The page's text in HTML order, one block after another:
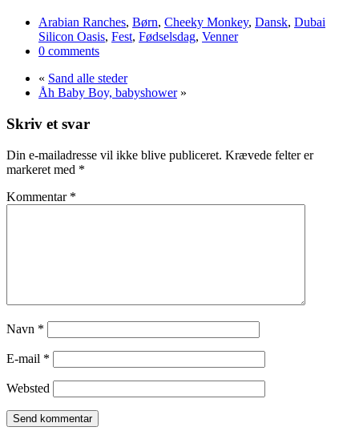
Arabian Ranches, Børn, Cheeky Monkey, Dansk, Dubai
Silicon Oasis, Fest, Fødselsdag, Venner
0 comments
« Sand alle steder
Åh Baby Boy, babyshower»
Skriv et svar
Din e-mailadresse vil ikke blive publiceret. Krævede felter er
markeret med *
Kommentar *
Navn *
E-mail *
Websted